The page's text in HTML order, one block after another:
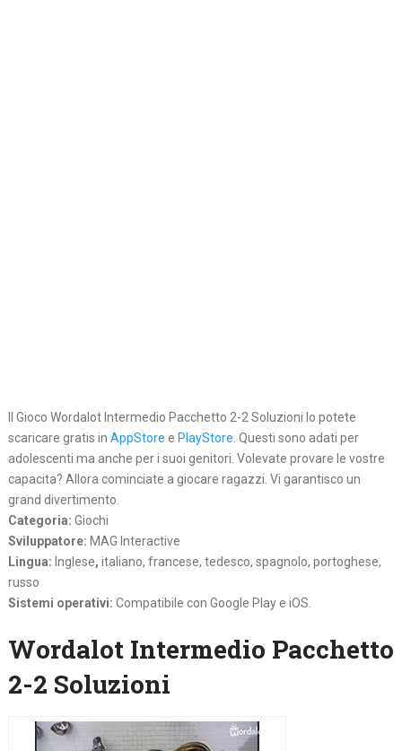
Il Gioco Wordalot Intermedio Pacchetto 2-2 Soluzioni lo potete
scaricare gratis in AppStore e PlayStore. Questi sono adati per
adolescenti ma anche per i suoi genitori. Volevate provare le vostre
capacita? Allora cominciate a giocare ragazzi. Vi garantisco un
grand divertimento.
Categoria: Giochi
Sviluppatore: MAG Interactive
Lingua: Inglese, italiano, francese, tedesco, spagnolo, portoghese,
russo
Sistemi operativi: Compatibile con Google Play e iOS.
Wordalot Intermedio Pacchetto
2-2 Soluzioni